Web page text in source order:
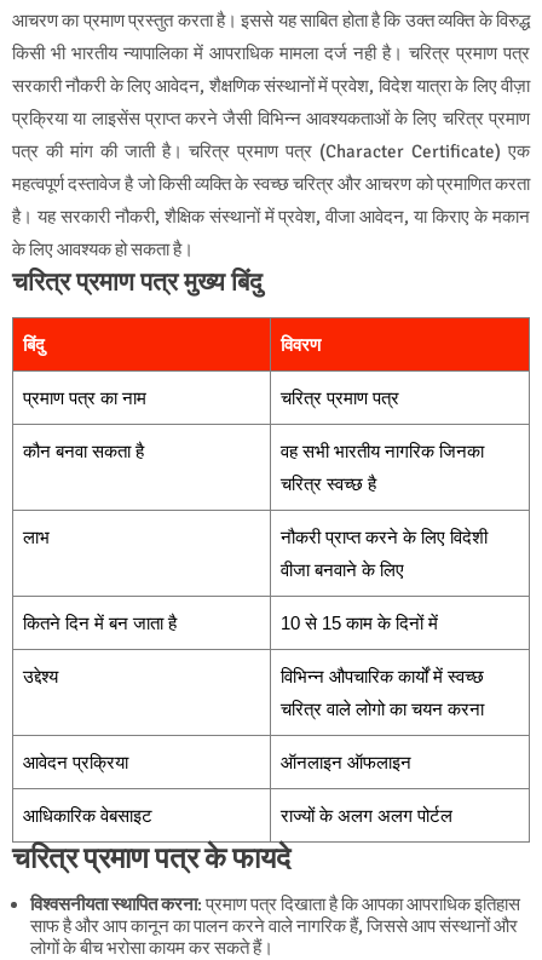
आचरण का प्रमाण प्रस्तुत करता है। इससे यह साबित होता है कि उक्त व्यक्ति के विरुद्ध
किसी भी भारतीय न्यापालिका में आपराधिक मामला दर्ज नही है। चरित्र प्रमाण पत्र
सरकारी नौकरी के लिए आवेदन, शैक्षणिक संस्थानों में प्रवेश, विदेश यात्रा के लिए वीज़ा
प्रक्रिया या लाइसेंस प्राप्त करने जैसी विभिन्न आवश्यकताओं के लिए चरित्र प्रमाण
पत्र की मांग की जाती है। चरित्र प्रमाण पत्र (Character Certificate) एक
महत्वपूर्ण दस्तावेज है जो किसी व्यक्ति के स्वच्छ चरित्र और आचरण को प्रमाणित करता
है। यह सरकारी नौकरी, शैक्षिक संस्थानों में प्रवेश, वीजा आवेदन, या किराए के मकान
के लिए आवश्यक हो सकता है।
चरित्र प्रमाण पत्र मुख्य बिंदु
बिंदु विवरण
प्रमाण पत्र का नाम चरित्र प्रमाण पत्र
कौन बनवा सकता है
वह सभी भारतीय नागरिक जिनका
चरित्र स्वच्छ है
लाभ
नौकरी प्राप्त करने के लिए विदेशी
वीजा बनवाने के लिए
कितने दिन में बन जाता है 10 से 15 काम के दिनों में
उद्देश्य
विभिन्न औपचारिक कार्यों में स्वच्छ
चरित्र वाले लोगो का चयन करना
आवेदन प्रक्रिया ऑनलाइन ऑफलाइन
आधिकारिक वेबसाइट राज्यों के अलग अलग पोर्टल
चरित्र प्रमाण पत्र के फायदे
विश्वसनीयता स्थापित करना: प्रमाण पत्र दिखाता है कि आपका आपराधिक इतिहास
साफ है और आप कानून का पालन करने वाले नागरिक हैं, जिससे आप संस्थानों और
लोगों के बीच भरोसा कायम कर सकते हैं।